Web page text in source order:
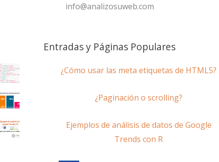
info@analizosuweb.com
Entradas y Páginas Populares
¿Cómo usar las meta etiquetas de HTML5?
¿Paginación o scrolling?
Ejemplos de análisis de datos de Google
Trends con R